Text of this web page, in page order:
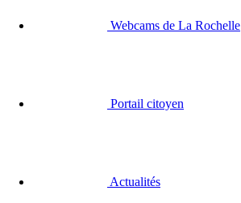
Webcams de La Rochelle
Portail citoyen
Actualités